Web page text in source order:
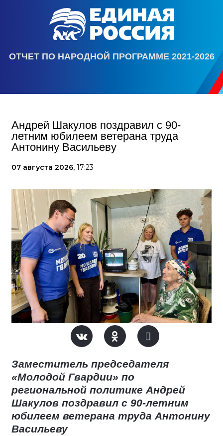
ОТЧЕТ ПО НАРОДНОЙ ПРОГРАММЕ 2021-2026
Андрей Шакулов поздравил с 90-
летним юбилеем ветерана труда
Антонину Васильеву
07 августа 2026, 17:23
Заместитель председателя
«Молодой Гвардии» по
региональной политике Андрей
Шакулов поздравил с 90-летним
юбилеем ветерана труда Антонину
Васильеву